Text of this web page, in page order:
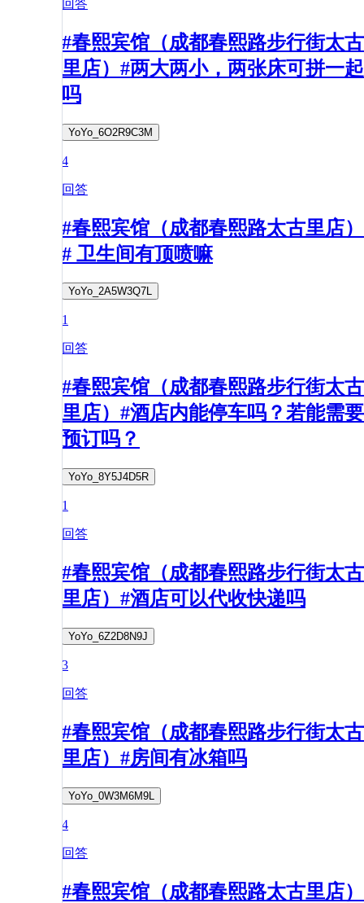
回答
#春熙宾馆（成都春熙路步行街太古
里店）#两大两小，两张床可拼一起
吗
YoYo_6O2R9C3M
4
回答
#春熙宾馆（成都春熙路太古里店）
# 卫生间有顶喷嘛
YoYo_2A5W3Q7L
1
回答
#春熙宾馆（成都春熙路步行街太古
里店）#酒店内能停车吗？若能需要
预订吗？
YoYo_8Y5J4D5R
1
回答
#春熙宾馆（成都春熙路步行街太古
里店）#酒店可以代收快递吗
YoYo_6Z2D8N9J
3
回答
#春熙宾馆（成都春熙路步行街太古
里店）#房间有冰箱吗
YoYo_0W3M6M9L
4
回答
#春熙宾馆（成都春熙路太古里店）